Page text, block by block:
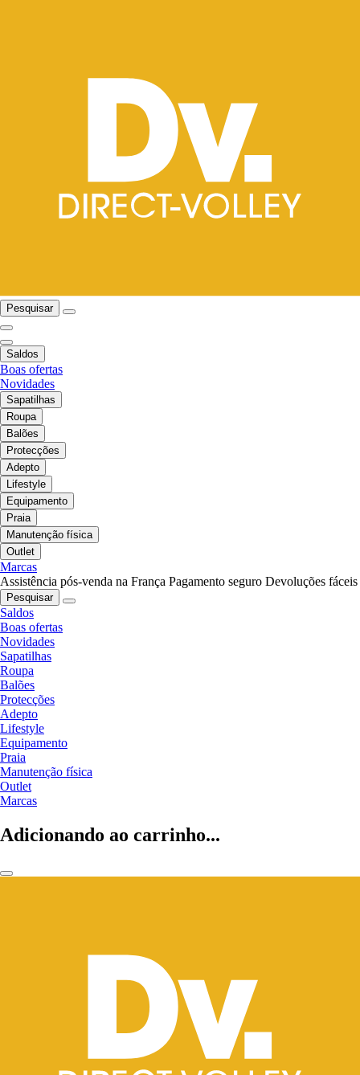
Pesquisar
Saldos
Boas ofertas
Novidades
Sapatilhas
Roupa
Balões
Protecções
Adepto
Lifestyle
Equipamento
Praia
Manutenção física
Outlet
Marcas
Assistência pós-venda na França Pagamento seguro Devoluções fáceis
Pesquisar
Saldos
Boas ofertas
Novidades
Sapatilhas
Roupa
Balões
Protecções
Adepto
Lifestyle
Equipamento
Praia
Manutenção física
Outlet
Marcas
Adicionando ao carrinho...